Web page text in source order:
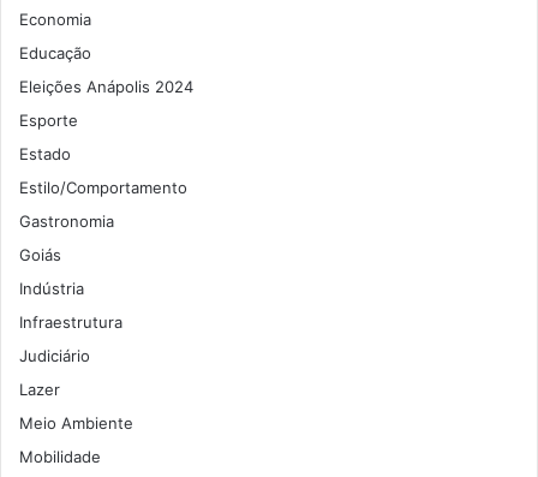
Economia
Educação
Eleições Anápolis 2024
Esporte
Estado
Estilo/Comportamento
Gastronomia
Goiás
Indústria
Infraestrutura
Judiciário
Lazer
Meio Ambiente
Mobilidade